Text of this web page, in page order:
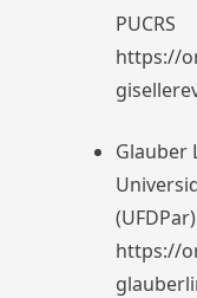
PUCRS
https://
Glauber
(UFDPar)
https://